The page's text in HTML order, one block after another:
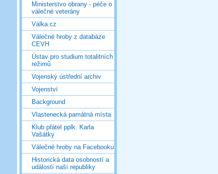
Ministerstvo obrany - péče o
válečné veterány
Válka.cz
Válečné hroby z databáze
CEVH
Ústav pro studium totalitních
režimů
Vojenský ústřední archiv
Vojenství
Background
Vlastenecká památná místa
Klub přátel pplk. Karla
Vašátky
Válečné hroby na Facebooku
Historická data osobností a
událostí naší republiky